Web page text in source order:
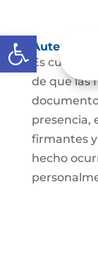
Abrir barra de
Es
de que las
presencia,
firmantes
hecho